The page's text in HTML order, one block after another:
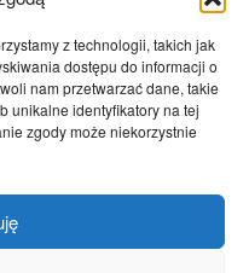
z technologii, takich jak
dostępu do informacji o
nam przetwarzać dane, takie
unikalne identyfikatory na tej
zgody może niekorzystnie
4601
4363
3639
2823